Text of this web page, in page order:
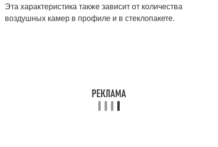
Эта характеристика также зависит от количества
воздушных камер в профиле и в стеклопакете.